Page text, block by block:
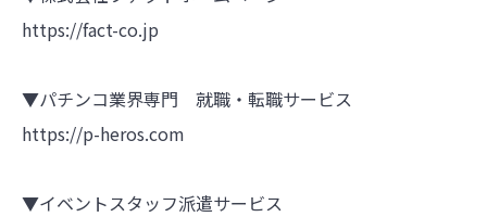
https://fact-co.jp
▼パチンコ業界専門 就職・転職サービス
https://p-heros.com
▼イベントスタッフ派遣サービス